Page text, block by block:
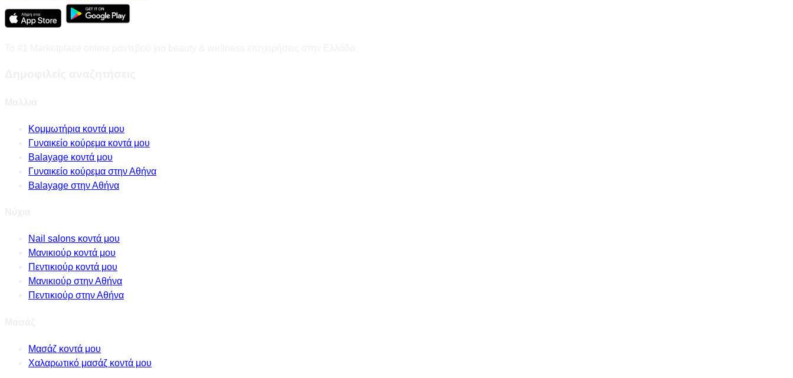
Κομμωτήρια κοντά μου
Γυναικείο κούρεμα κοντά μου
Balayage κοντά μου
Γυναικείο κούρεμα στην Αθήνα
Balayage στην Αθήνα
Nail salons κοντά μου
Μανικιούρ κοντά μου
Πεντικιούρ κοντά μου
Μανικιούρ στην Αθήνα
Πεντικιούρ στην Αθήνα
Μασάζ κοντά μου
Χαλαρωτικό μασάζ κοντά μου